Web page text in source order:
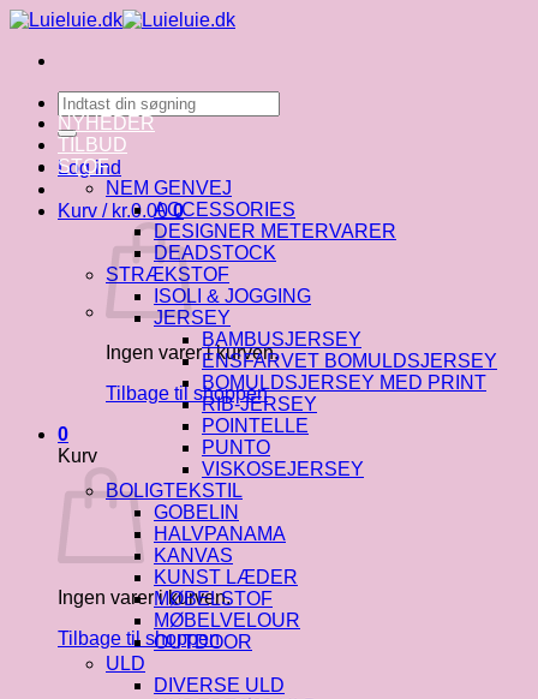
Fortsæt
indhold
Søg
efter:
Log ind
Kurv / kr.0.00 0
Ingen varer i kurven.
Tilbage til shoppen
0
Kurv
Ingen varer i kurven.
Tilbage til shoppen
NYHEDER
TILBUD
STOF
NEM GENVEJ
ACCESSORIES
DESIGNER METERVARER
DEADSTOCK
STRÆKSTOF
ISOLI & JOGGING
JERSEY
BAMBUSJERSEY
ENSFARVET BOMULDSJERSEY
BOMULDSJERSEY MED PRINT
RIB-JERSEY
POINTELLE
PUNTO
VISKOSEJERSEY
BOLIGTEKSTIL
GOBELIN
HALVPANAMA
KANVAS
KUNST LÆDER
MØBELSTOF
MØBELVELOUR
OUTDOOR
ULD
DIVERSE ULD